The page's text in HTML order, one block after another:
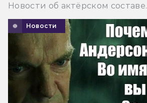
Новости об актёрском составе.
Новости